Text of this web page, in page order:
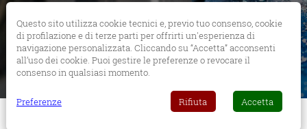
Questo sito utilizza cookie tecnici e, previo tuo consenso, cookie
di profilazione e di terze parti per offrirti un'esperienza di
navigazione personalizzata. Cliccando su “Accetta” acconsenti
all’uso dei cookie. Puoi gestire le preferenze o revocare il
consenso in qualsiasi momento.
Preferenze Rifiuta Accetta